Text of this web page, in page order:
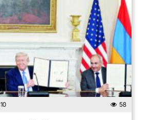
58